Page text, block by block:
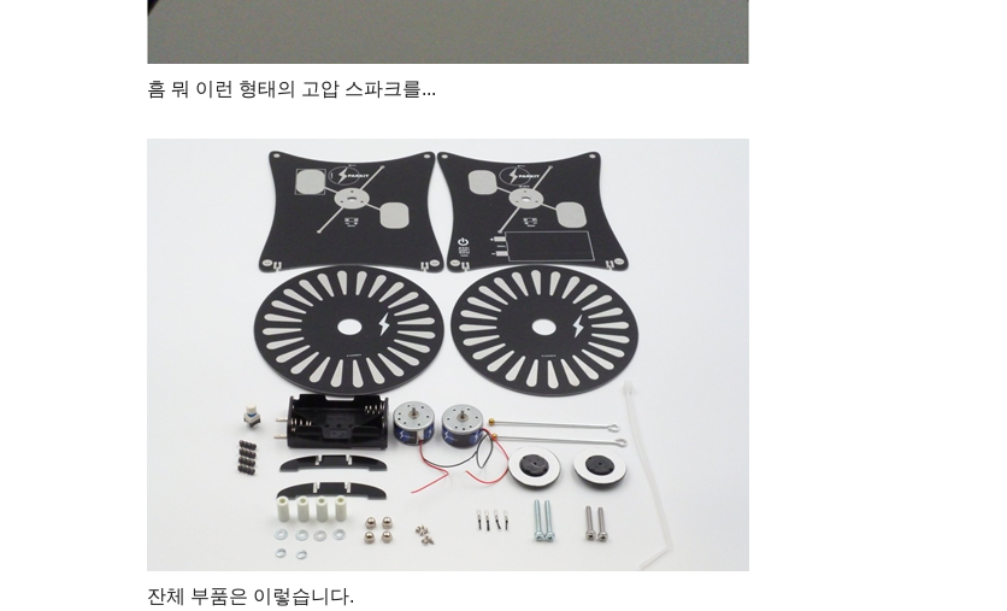
흠 뭐 이런 형태의 고압 스파크를...
잔체 부품은 이렇습니다.